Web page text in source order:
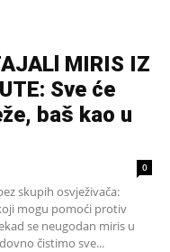
MIRIS IZ
Sve će
baš kao u
0
skupih osvježivača:
mogu pomoći protiv
se neugodan miris u
čistimo sve...